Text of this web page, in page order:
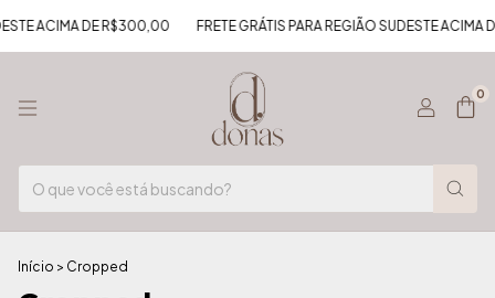
ACIMA DE R$300,00 FRETE GRÁTIS PARA REGIÃO SUDESTE ACIMA
0
Início > Cropped